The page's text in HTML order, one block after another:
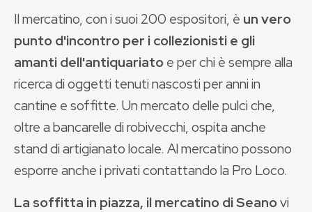
Il mercatino, con i suoi 200 espositori, è un vero
punto d'incontro per i collezionisti e gli
amanti dell'antiquariatoe per chi è sempre alla
ricerca di oggetti tenuti nascosti per anni in
cantine e soffitte. Un mercato delle pulci che,
oltre a bancarelle di robivecchi, ospita anche
stand di artigianato locale. Al mercatino possono
esporre anche i privati contattando la Pro Loco.
La soffitta in piazza, il mercatino di Seanovi